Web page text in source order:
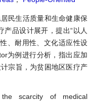
民生活质量和生命健康保
品设计展开，提出“以人
、耐用性、文化适应性设
为例进行分析，指出应加
宗旨，为贫困地区医疗产
scarcity of medical